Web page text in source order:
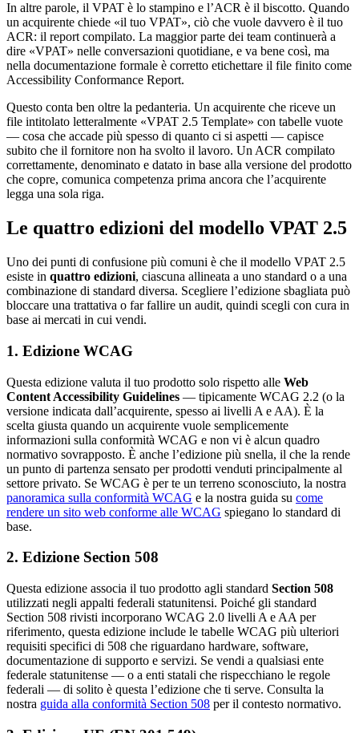
In altre parole, il VPAT è lo stampino e l’ACR è il biscotto. Quando
un acquirente chiede «il tuo VPAT», ciò che vuole davvero è il tuo
ACR: il report compilato. La maggior parte dei team continuerà a
dire «VPAT» nelle conversazioni quotidiane, e va bene così, ma
nella documentazione formale è corretto etichettare il file finito come
Accessibility Conformance Report.
Questo conta ben oltre la pedanteria. Un acquirente che riceve un
file intitolato letteralmente «VPAT 2.5 Template» con tabelle vuote
— cosa che accade più spesso di quanto ci si aspetti — capisce
subito che il fornitore non ha svolto il lavoro. Un ACR compilato
correttamente, denominato e datato in base alla versione del prodotto
che copre, comunica competenza prima ancora che l’acquirente
legga una sola riga.
Le quattro edizioni del modello VPAT 2.5
Uno dei punti di confusione più comuni è che il modello VPAT 2.5
esiste in quattro edizioni, ciascuna allineata a uno standard o a una
combinazione di standard diversa. Scegliere l’edizione sbagliata può
bloccare una trattativa o far fallire un audit, quindi scegli con cura in
base ai mercati in cui vendi.
1. Edizione WCAG
Questa edizione valuta il tuo prodotto solo rispetto alle Web
Content Accessibility Guidelines — tipicamente WCAG 2.2 (o la
versione indicata dall’acquirente, spesso ai livelli A e AA). È la
scelta giusta quando un acquirente vuole semplicemente
informazioni sulla conformità WCAG e non vi è alcun quadro
normativo sovrapposto. È anche l’edizione più snella, il che la rende
un punto di partenza sensato per prodotti venduti principalmente al
settore privato. Se WCAG è per te un terreno sconosciuto, la nostra
panoramica sulla conformità WCAG e la nostra guida su come
rendere un sito web conforme alle WCAG spiegano lo standard di
base.
2. Edizione Section 508
Questa edizione associa il tuo prodotto agli standard Section 508
utilizzati negli appalti federali statunitensi. Poiché gli standard
Section 508 rivisti incorporano WCAG 2.0 livelli A e AA per
riferimento, questa edizione include le tabelle WCAG più ulteriori
requisiti specifici di 508 che riguardano hardware, software,
documentazione di supporto e servizi. Se vendi a qualsiasi ente
federale statunitense — o a enti statali che rispecchiano le regole
federali — di solito è questa l’edizione che ti serve. Consulta la
nostra guida alla conformità Section 508 per il contesto normativo.